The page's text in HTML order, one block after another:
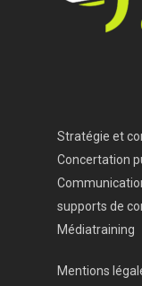
Stratégie et
Concertation
supports de
Médiatraining
Mentions